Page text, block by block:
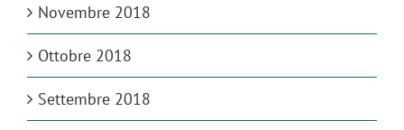
Novembre 2018
Ottobre 2018
Settembre 2018